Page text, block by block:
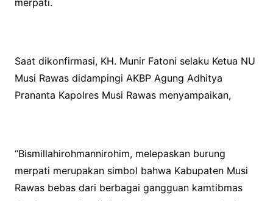
merpati.
Saat dikonfirmasi, KH. Munir Fatoni selaku Ketua NU
Musi Rawas didampingi AKBP Agung Adhitya
Prananta Kapolres Musi Rawas menyampaikan,
“Bismillahirohmannirohim, melepaskan burung
merpati merupakan simbol bahwa Kabupaten Musi
Rawas bebas dari berbagai gangguan kamtibmas